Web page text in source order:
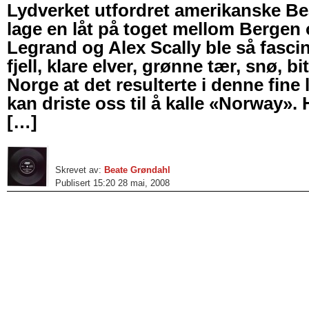
Lydverket utfordret amerikanske
lage en låt på toget mellom
Legrand og Alex Scally ble så
fjell, klare elver, grønne tær, snø,
Norge at det resulterte i denne fine
kan driste oss til å kalle «Norway».
[…]
Skrevet av: Beate Grøndahl
Publisert 15:20 28 mai, 2008